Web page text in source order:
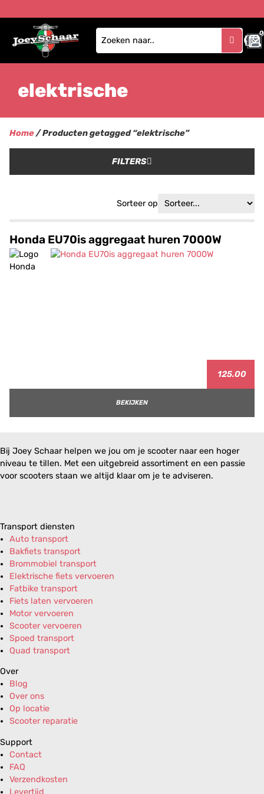
0
0
elektrische
Home/ Producten getagged “elektrische”
FILTERS
Sorteer op
Honda EU70is aggregaat huren 7000W
125.00
BEKIJKEN
Bij Joey Schaar helpen we jou om je scooter naar een hoger
niveau te tillen. Met een uitgebreid assortiment en een passie
voor scooters staan we altijd klaar om je te adviseren.
Transport diensten
Auto transport
Bakfiets transport
Brommobiel transport
Elektrische fiets vervoeren
Fatbike transport
Fiets laten vervoeren
Motor vervoeren
Scooter vervoeren
Spoed transport
Quad transport
Over
Blog
Over ons
Op locatie
Scooter reparatie
Support
Contact
FAQ
Verzendkosten
Levertijd